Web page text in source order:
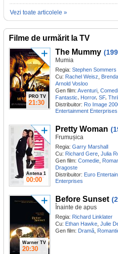
Vezi toate articolele »
Filme de urmărit la TV
PRO TV
21:30
The Mummy
Mumia
Regia: Stephen Sommers
Cu: Rachel Weisz
Arnold Vosloo
Gen film: Aventuri
Fantastic, Horror, SF,
Distribuitor: Ro Image
Entertainment Enterprises
Antena 1
00:00
Pretty Woman
Frumușica
Regia: Garry Marshall
Cu: Richard Gere Julia
Gen film: Comedie
Dragoste
Distribuitor: Euro
Enterprises
Warner TV
20:30
Before Sunset
Înainte de apus
Regia: Richard Linklater
Cu: Ethan Hawke Julie
Gen film: Dramă